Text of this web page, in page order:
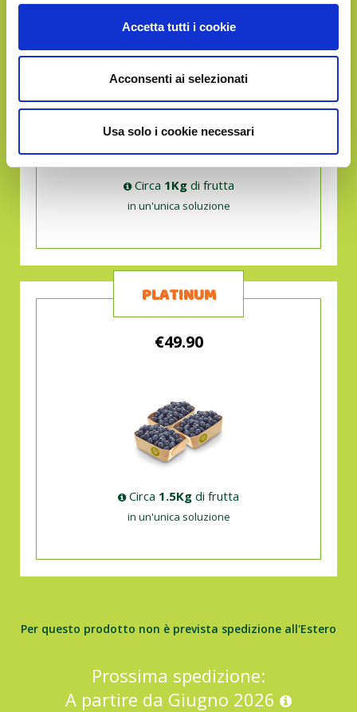
Accetta tutti i cookie
Acconsenti ai selezionati
Usa solo i cookie necessari
€45.90
Circa 1Kgdi frutta
in un'unica soluzione
PLATINUM
€49.90
Circa 1.5Kg di frutta
in un'unica soluzione
Per questo prodotto non è prevista spedizione all'Estero
Prossima spedizione:
A partire da Giugno 2026